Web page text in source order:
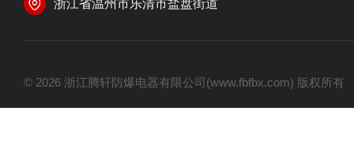
浙江省温州市乐清市盐盘街道
© 2026 浙江腾轩防爆电器有限公司(www.fbfbx.com) 版权所